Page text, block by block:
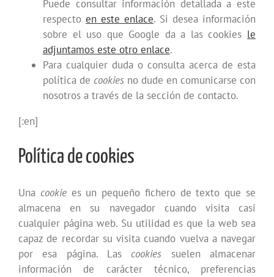
Puede consultar información detallada a este
respecto en este enlace. Si desea información
sobre el uso que Google da a las cookies le
adjuntamos este otro enlace.
Para cualquier duda o consulta acerca de esta
política de cookies no dude en comunicarse con
nosotros a través de la sección de contacto.
[:en]
Política de cookies
Una cookiees un pequeño fichero de texto que se
almacena en su navegador cuando visita casi
cualquier página web. Su utilidad es que la web sea
capaz de recordar su visita cuando vuelva a navegar
por esa página. Las cookies suelen almacenar
información de carácter técnico, preferencias